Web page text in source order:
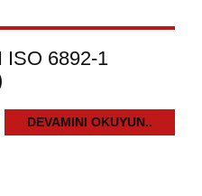
ISO 6892-1
DEVAMINI OKUYUN..